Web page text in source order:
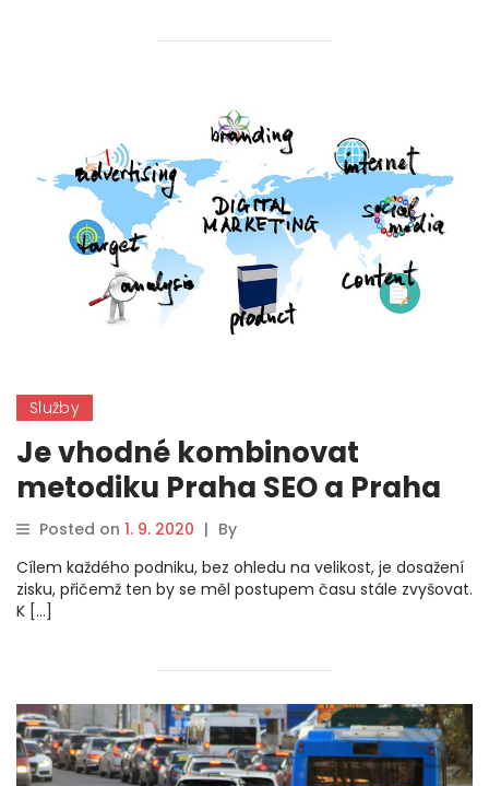
Služby
Je vhodné kombinovat
metodiku Praha SEO a Praha
PPC?
Posted on 1. 9. 2020 | By
Cílem každého podniku, bez ohledu na velikost, je dosažení
zisku, přičemž ten by se měl postupem času stále zvyšovat.
K […]